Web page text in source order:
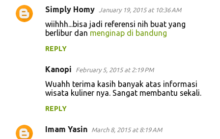
Simply Homy January 19, 2015 at 10:36 AM
wiihhh...bisa jadi referensi nih buat yang
berlibur dan menginap di bandung
REPLY
Kanopi February 5, 2015 at 2:19 PM
Wuahh terima kasih banyak atas informasi
wisata kuliner nya. Sangat membantu sekali.
REPLY
Imam Yasin March 8, 2015 at 8:19 AM